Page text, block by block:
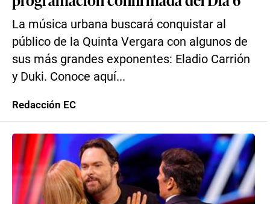
La música urbana buscará conquistar al
público de la Quinta Vergara con algunos de
sus más grandes exponentes: Eladio Carrión
y Duki. Conoce aquí...
Redacción EC